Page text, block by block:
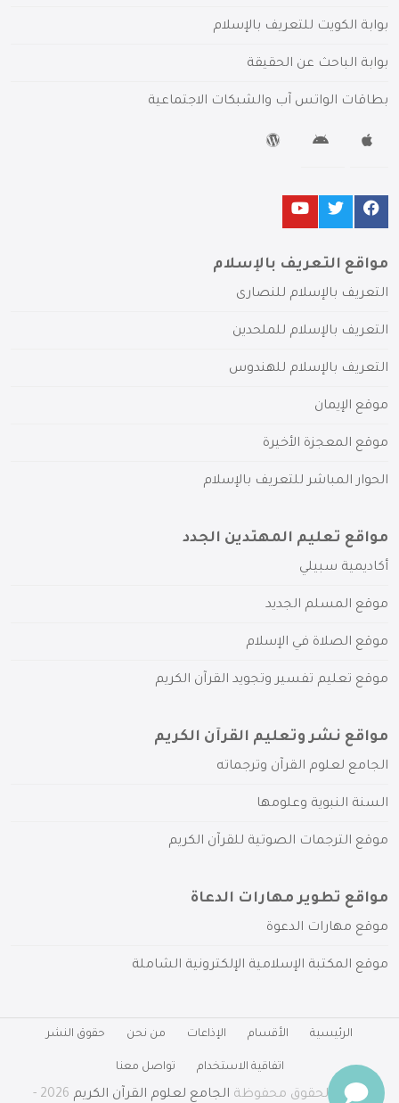
بوابة الكويت للتعريف بالإسلام
بوابة الباحث عن الحقيقة
بطاقات الواتس آب والشبكات الاجتماعية
مواقع التعريف بالإسلام
التعريف بالإسلام للنصارى
التعريف بالإسلام للملحدين
التعريف بالإسلام للهندوس
موقع الإيمان
موقع المعجزة الأخيرة
الحوار المباشر للتعريف بالإسلام
مواقع تعليم المهتدين الجدد
أكاديمية سبيلي
موقع المسلم الجديد
موقع الصلاة في الإسلام
موقع تعليم تفسير وتجويد القرآن الكريم
مواقع نشر وتعليم القرآن الكريم
الجامع لعلوم القرآن وترجماته
السنة النبوية وعلومها
موقع الترجمات الصوتية للقرآن الكريم
مواقع تطوير مهارات الدعاة
موقع مهارات الدعوة
موقع المكتبة الإسلامية الإلكترونية الشاملة
الرئيسية الأقسام الإذاعات من نحن حقوق النشر
اتفاقية الاستخدام تواصل معنا
جميع الحقوق محفوظة الجامع لعلوم القرآن الكريم 2026 -